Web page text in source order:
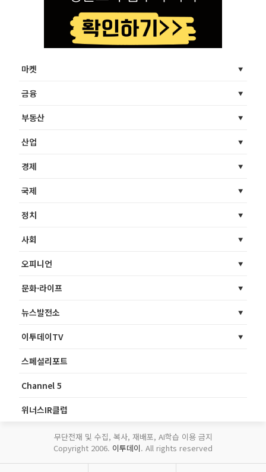
마켓
금융
부동산
산업
경제
국제
정치
사회
오피니언
문화·라이프
뉴스발전소
이투데이TV
스페셜리포트
Channel 5
위너스IR클럽
무단전재 및 수집, 복사, 재배포, AI학습 이용 금지
Copyright 2006. 이투데이. All rights reserved